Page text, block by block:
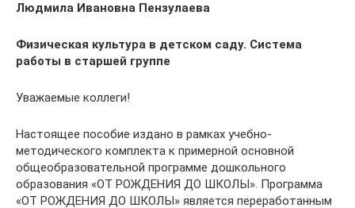
Людмила Ивановна Пензулаева
Физическая культура в детском саду. Система
работы в старшей группе
Уважаемые коллеги!
Настоящее пособие издано в рамках учебно-
методического комплекта к примерной основной
общеобразовательной программе дошкольного
образования «ОТ РОЖДЕНИЯ ДО ШКОЛЫ». Программа
«ОТ РОЖДЕНИЯ ДО ШКОЛЫ» является переработанным